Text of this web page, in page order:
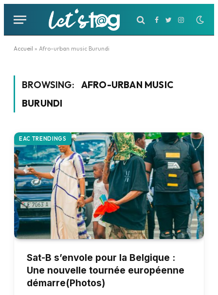
Facebook
TwitterInstagram
Accueil » Afro-urban music Burundi
BROWSING:
AFRO-URBAN MUSIC
BURUNDI
EAC TRENDINGS
Sat-B s’envole pour la Belgique :
Une nouvelle tournée européenne
démarre(Photos)